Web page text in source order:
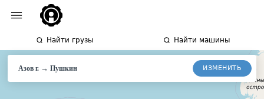
Найти грузы Найти машины
Азов г. →Пушкин ИЗМЕНИТЬ